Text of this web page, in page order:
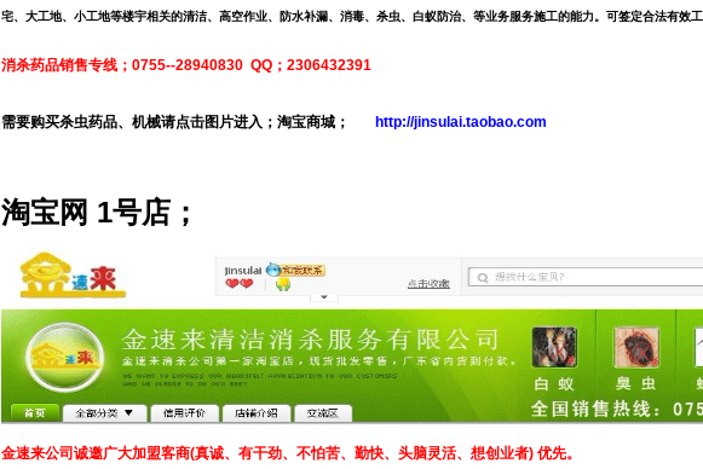
宅、大工地、小工地等楼宇相关的清洁、高空作业、防水补漏、消毒、杀虫、白蚁防治、等业务服务施工的能力。可签定合法有效工
消杀药品销售专线；0755--28940830 QQ；2306432391
需要购买杀虫药品、机械请点击图片进入；淘宝商城； http://jinsulai.taobao.com
淘宝网 1号店；
金速来公司诚邀广大加盟客商(真诚、有干劲、不怕苦、勤快、头脑灵活、想创业者) 优先。